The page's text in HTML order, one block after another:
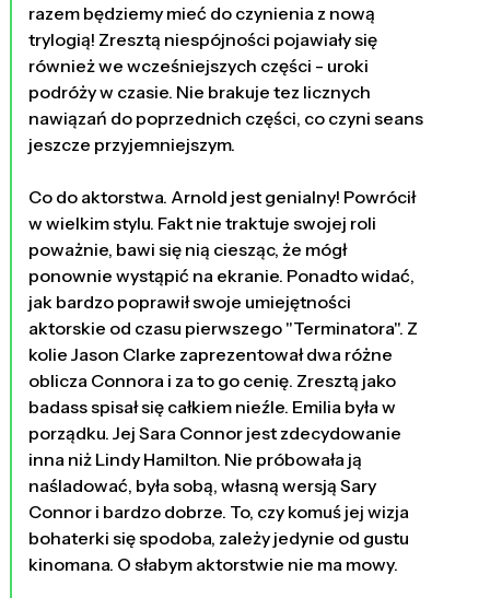
razem będziemy mieć do czynienia z nową
trylogią! Zresztą niespójności pojawiały się
również we wcześniejszych części - uroki
podróży w czasie. Nie brakuje tez licznych
nawiązań do poprzednich części, co czyni seans
jeszcze przyjemniejszym.
Co do aktorstwa. Arnold jest genialny! Powrócił
w wielkim stylu. Fakt nie traktuje swojej roli
poważnie, bawi się nią ciesząc, że mógł
ponownie wystąpić na ekranie. Ponadto widać,
jak bardzo poprawił swoje umiejętności
aktorskie od czasu pierwszego "Terminatora". Z
kolie Jason Clarke zaprezentował dwa różne
oblicza Connora i za to go cenię. Zresztą jako
badass spisał się całkiem nieźle. Emilia była w
porządku. Jej Sara Connor jest zdecydowanie
inna niż Lindy Hamilton. Nie próbowała ją
naśladować, była sobą, własną wersją Sary
Connor i bardzo dobrze. To, czy komuś jej wizja
bohaterki się spodoba, zależy jedynie od gustu
kinomana. O słabym aktorstwie nie ma mowy.